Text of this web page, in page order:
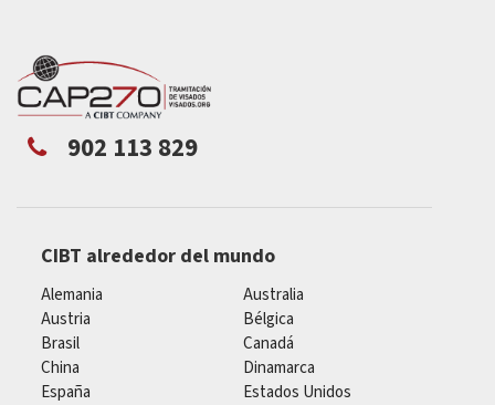
902 113 829
CIBT alrededor del mundo
Alemania
Australia
Austria
Bélgica
Brasil
Canadá
China
Dinamarca
España
Estados Unidos